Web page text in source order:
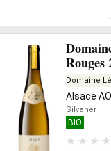
Rouges
Domaine
Alsace
Silvaner
BIO